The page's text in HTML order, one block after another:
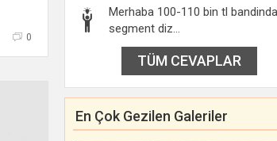
0
Merhaba 100-110 bin tl
segment diz...
TÜM CEVAPLAR
En Çok Gezilen Galeriler